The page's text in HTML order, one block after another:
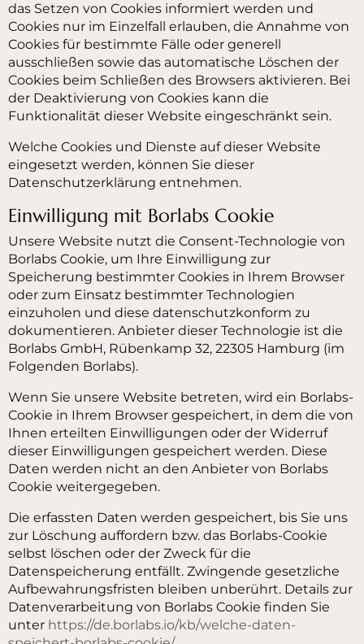
das Setzen von Cookies informiert werden und
Cookies nur im Einzelfall erlauben, die Annahme von
Cookies für bestimmte Fälle oder generell
ausschließen sowie das automatische Löschen der
Cookies beim Schließen des Browsers aktivieren. Bei
der Deaktivierung von Cookies kann die
Funktionalität dieser Website eingeschränkt sein.
Welche Cookies und Dienste auf dieser Website
eingesetzt werden, können Sie dieser
Datenschutzerklärung entnehmen.
Einwilligung mit Borlabs Cookie
Unsere Website nutzt die Consent-Technologie von
Borlabs Cookie, um Ihre Einwilligung zur
Speicherung bestimmter Cookies in Ihrem Browser
oder zum Einsatz bestimmter Technologien
einzuholen und diese datenschutzkonform zu
dokumentieren. Anbieter dieser Technologie ist die
Borlabs GmbH, Rübenkamp 32, 22305 Hamburg (im
Folgenden Borlabs).
Wenn Sie unsere Website betreten, wird ein Borlabs-
Cookie in Ihrem Browser gespeichert, in dem die von
Ihnen erteilten Einwilligungen oder der Widerruf
dieser Einwilligungen gespeichert werden. Diese
Daten werden nicht an den Anbieter von Borlabs
Cookie weitergegeben.
Die erfassten Daten werden gespeichert, bis Sie uns
zur Löschung auffordern bzw. das Borlabs-Cookie
selbst löschen oder der Zweck für die
Datenspeicherung entfällt. Zwingende gesetzliche
Aufbewahrungsfristen bleiben unberührt. Details zur
Datenverarbeitung von Borlabs Cookie finden Sie
unter https://de.borlabs.io/kb/welche-daten-